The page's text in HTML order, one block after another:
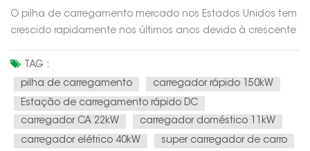
O pilha de carregamento mercado nos Estados Unidos tem
crescido rapidamente nos últimos anos devido à crescente
consumidores optando por comprar EVs como forma de
reduzir sua pegada de carbono e economizar dinheiro com
gasolina, a demanda por infraestr...
TAG :
pilha de carregamento
carregador rápido 150kW
Estação de carregamento rápido DC
carregador CA 22kW
carregador doméstico 11kW
carregador elétrico 40kW
super carregador de carro